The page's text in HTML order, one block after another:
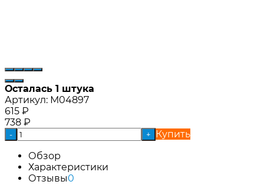
Осталась 1 штука
Артикул: М04897
615 ₽
738 ₽
- +
Купить
Обзор
Характеристики
Отзывы0